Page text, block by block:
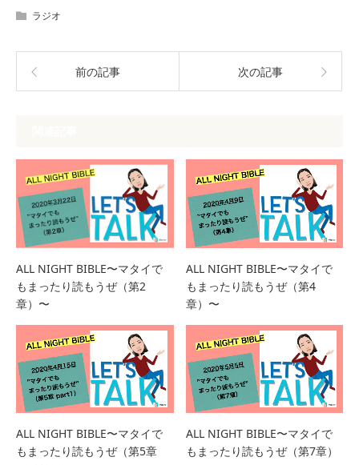
ラジオ
前の記事 次の記事
ALL NIGHT BIBLE〜マタイで
もまったり読もうぜ（第2
章）〜
ALL NIGHT BIBLE〜マタイで
もまったり読もうぜ（第4
章）〜
ALL NIGHT BIBLE〜マタイで
もまったり読もうぜ（第5章
ALL NIGHT BIBLE〜マタイで
もまったり読もうぜ（第7章）